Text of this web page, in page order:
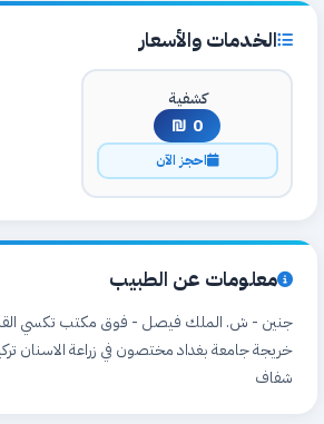
الخدمات والأسعار
كشفية
0 ₪
احجز الآن
معلومات عن الطبيب
جنين - ش. الملك فيصل - فوق مكتب تكسي
خريجة جامعة بغداد مختصون في زراعة الاسنان
شفاف